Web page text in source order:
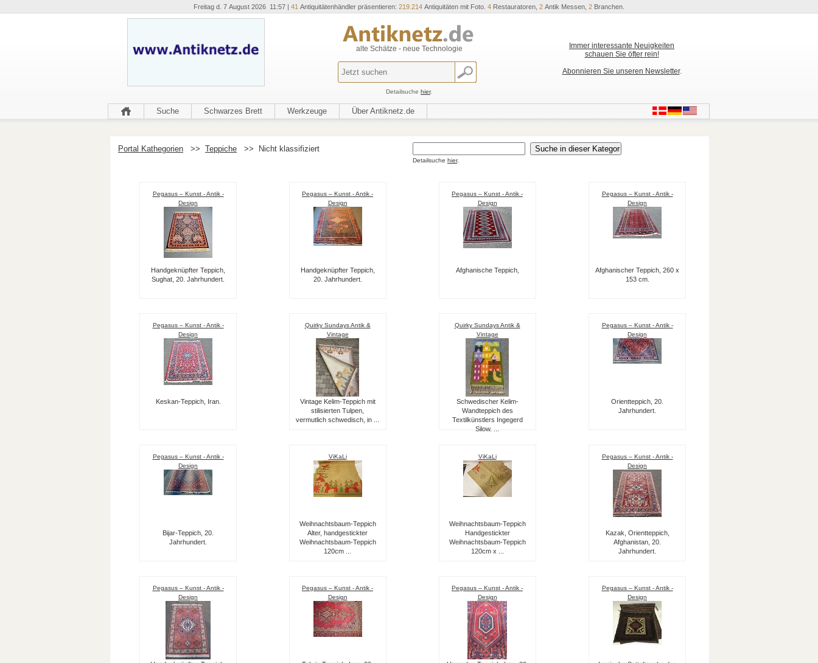
Freitag d. 7 August 2026 11:57 | 41 Antiquitätenhändler präsentieren: 219.214 Antiquitäten mit Foto. 4 Restauratoren, 2 Antik Messen, 2 Branchen.
alte Schätze - neue Technologie
Detailsuche hier.
Immer interessante Neuigkeiten
schauen Sie öfter rein!
Abonnieren Sie unseren Newsletter.
Suche Schwarzes Brett Werkzeuge Über Antiknetz.de
Portal Kathegorien >> Teppiche >> Nicht klassifiziert
Detailsuche hier.
Pegasus – Kunst - Antik -
Design
Handgeknüpfter Teppich,
Sughat, 20. Jahrhundert.
Pegasus – Kunst - Antik -
Design
Handgeknüpfter Teppich,
20. Jahrhundert.
Pegasus – Kunst - Antik -
Design
Afghanische Teppich,
Pegasus – Kunst - Antik -
Design
Afghanischer Teppich, 260 x
153 cm.
Pegasus – Kunst - Antik -
Design
Keskan-Teppich, Iran.
Quirky Sundays Antik &
Vintage
Vintage Kelim-Teppich mit
stilisierten Tulpen,
vermutlich schwedisch, in ...
Quirky Sundays Antik &
Vintage
Schwedischer Kelim-
Wandteppich des
Textilkünstlers Ingegerd
Silow. ...
Pegasus – Kunst - Antik -
Design
Orientteppich, 20.
Jahrhundert.
Pegasus – Kunst - Antik -
Design
Bijar-Teppich, 20.
Jahrhundert.
ViKaLi
Weihnachtsbaum-Teppich
Alter, handgestickter
Weihnachtsbaum-Teppich
120cm ...
ViKaLi
Weihnachtsbaum-Teppich
Handgestickter
Weihnachtsbaum-Teppich
120cm x ...
Pegasus – Kunst - Antik -
Design
Kazak, Orientteppich,
Afghanistan, 20.
Jahrhundert.
Pegasus – Kunst - Antik -
Design
Pegasus – Kunst - Antik -
Design
Pegasus – Kunst - Antik -
Design
Pegasus – Kunst - Antik -
Design